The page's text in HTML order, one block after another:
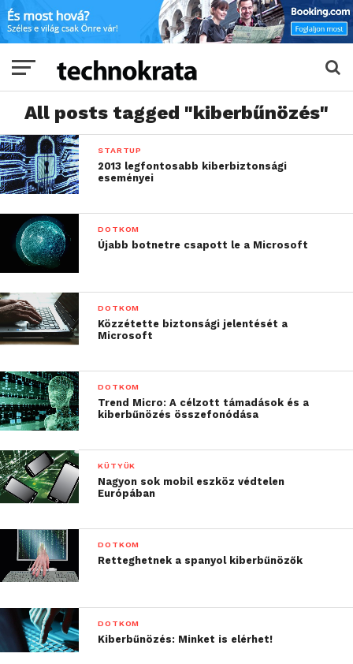
All posts tagged "kiberbűnözés"
STARTUP
2013 legfontosabb kiberbiztonsági
eseményei
DOTKOM
Újabb botnetre csapott le a Microsoft
DOTKOM
Közzétette biztonsági jelentését a
Microsoft
DOTKOM
Trend Micro: A célzott támadások és a
kiberbűnözés összefonódása
KÜTYÜK
Nagyon sok mobil eszköz védtelen
Európában
DOTKOM
Retteghetnek a spanyol kiberbűnözők
DOTKOM
Kiberbűnözés: Minket is elérhet!